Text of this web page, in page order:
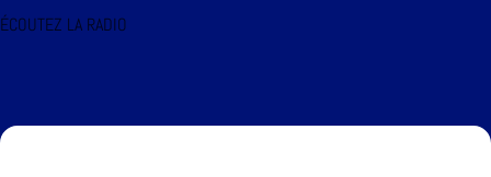
ÉCOUTEZ LA RADIO